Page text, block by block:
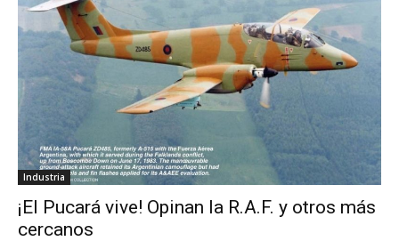
Industria
¡El Pucará vive! Opinan la R.A.F. y otros más
cercanos